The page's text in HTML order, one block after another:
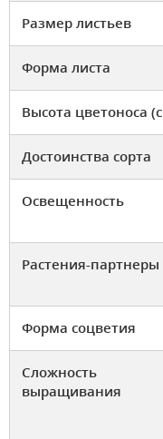
Размер листьев
Форма листа
Высота цветоноса
Достоинства сорта
Освещенность
Растения-партнеры
Форма соцветия
Сложность
выращивания